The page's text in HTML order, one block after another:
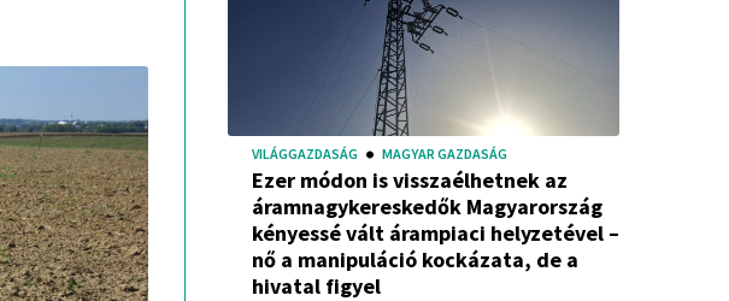
VILÁGGAZDASÁG MAGYAR GAZDASÁG
Ezer módon is visszaélhetnek az
áramnagykereskedők Magyarország
kényessé vált árampiaci helyzetével –
nő a manipuláció kockázata, de a
hivatal figyel